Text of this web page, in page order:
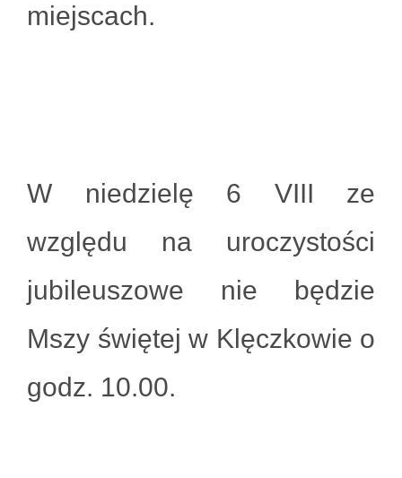
miejscach.
W niedzielę 6 VIII ze
względu na uroczystości
jubileuszowe nie będzie
Mszy świętej w Klęczkowie o
godz. 10.00.